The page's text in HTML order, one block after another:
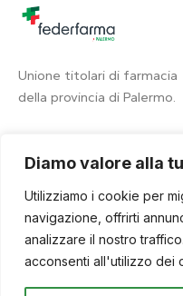
Diamo valore alla
Utilizziamo i cookie per
navigazione, offrirti
analizzare il nostro
acconsenti all'utilizzo dei
Unione titolari di farmacia
della provincia di Palermo.